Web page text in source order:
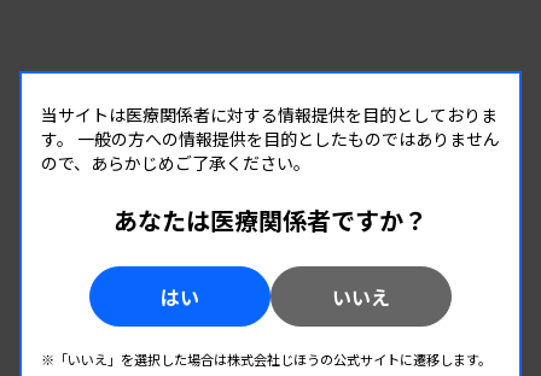
RANKING
人気の記事
チーム医療の中で信頼される技師
当サイトは医療関係者に対する情報提供を目的としておりま
す。 一般の方への情報提供を目的としたものではありません
ので、あらかじめご了承ください。
あなたは医療関係者ですか？
はい いいえ
※「いいえ」を選択した場合は株式会社じほうの公式サイトに遷移します。